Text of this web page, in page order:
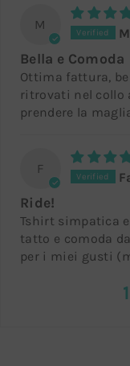
M
Bella e Comoda
Ottima fattura,
ritrovati nel collo
prendere la
F
Ride!
Tshirt simpatica
tatto e comoda
per i miei gusti
1